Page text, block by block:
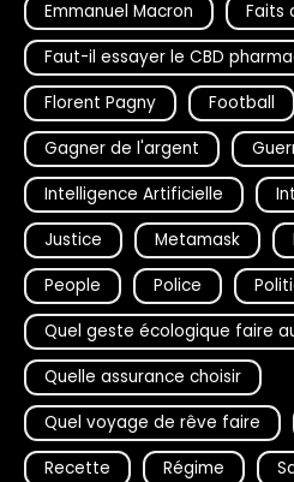
Emmanuel Macron
Faits
Faut-il essayer le CBD
Florent Pagny
Football
Gagner de l'argent
Intelligence Artificielle
Justice
Metamask
People
Police
Quel geste écologique faire
Quelle assurance choisir
Quel voyage de rêve faire
Recette
Régime